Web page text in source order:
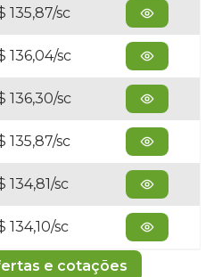
135,87/sc
136,04/sc
136,30/sc
135,87/sc
134,81/sc
134,10/sc
e cotações